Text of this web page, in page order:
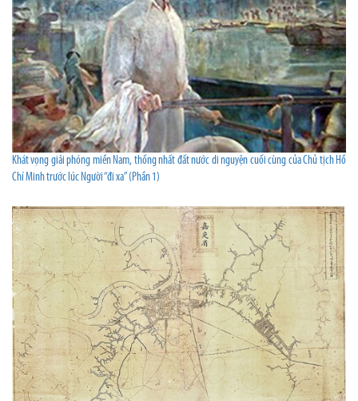
Khát vọng giải phóng miền Nam, thống nhất đất nước di nguyện cuối cùng của Chủ tịch Hồ
Chí Minh trước lúc Người “đi xa” (Phần 1)